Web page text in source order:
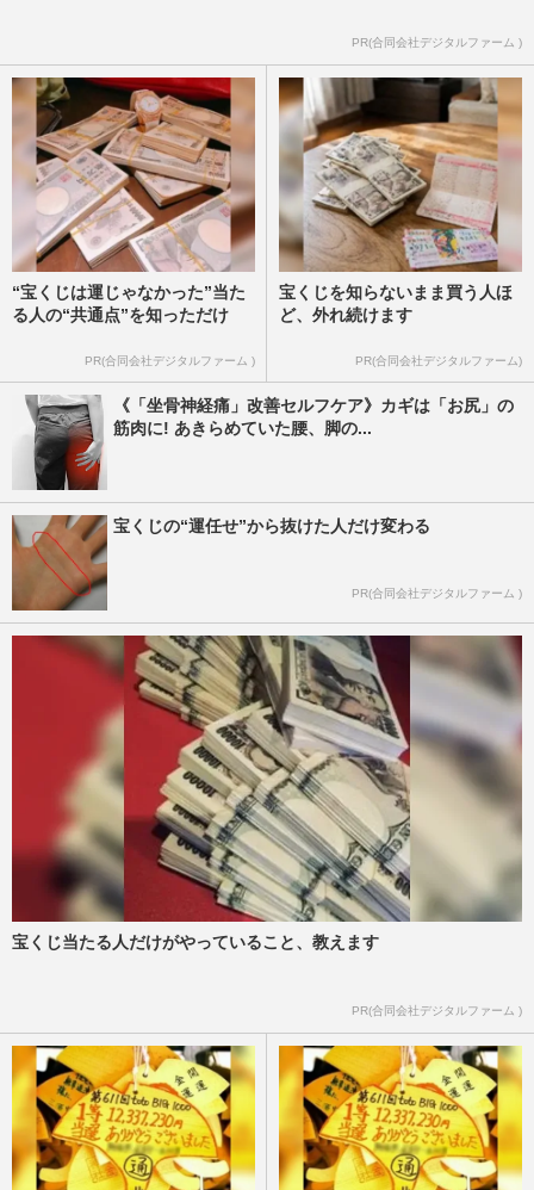
PR(合同会社デジタルファーム )
“宝くじは運じゃなかった”当た
る人の“共通点”を知っただけ
PR(合同会社デジタルファーム )
宝くじを知らないまま買う人ほ
ど、外れ続けます
PR(合同会社デジタルファーム)
《「坐骨神経痛」改善セルフケア》カギは「お尻」の
筋肉に! あきらめていた腰、脚の...
宝くじの“運任せ”から抜けた人だけ変わる
PR(合同会社デジタルファーム )
宝くじ当たる人だけがやっていること、教えます
PR(合同会社デジタルファーム )